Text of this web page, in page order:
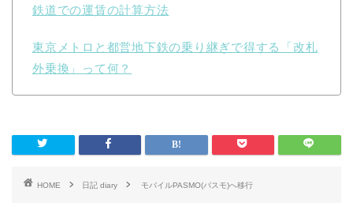
鉄道での運賃の計算方法
東京メトロと都営地下鉄の乗り継ぎで得する「改札
外乗換」って何？
HOME 日記 diary モバイルPASMO(パスモ)へ移行